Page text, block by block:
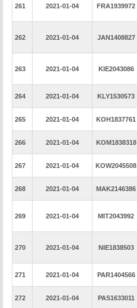
261 2021-01-04 FRA1939972
262 2021-01-04 JAN1408827
263 2021-01-04 KIE2043086
264 2021-01-04 KLY1530573
265 2021-01-04 KOH1837761
266 2021-01-04 KOM1838318
267 2021-01-04 KOW2045508
268 2021-01-04 MAK2146386
269 2021-01-04 MIT2043992
270 2021-01-04 NIE1838503
271 2021-01-04 PAR1404566
272 2021-01-04 PAS1633011